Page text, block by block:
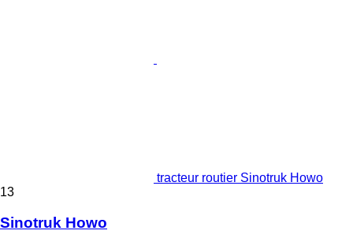
tracteur routier Sinotruk Howo
13
Sinotruk Howo